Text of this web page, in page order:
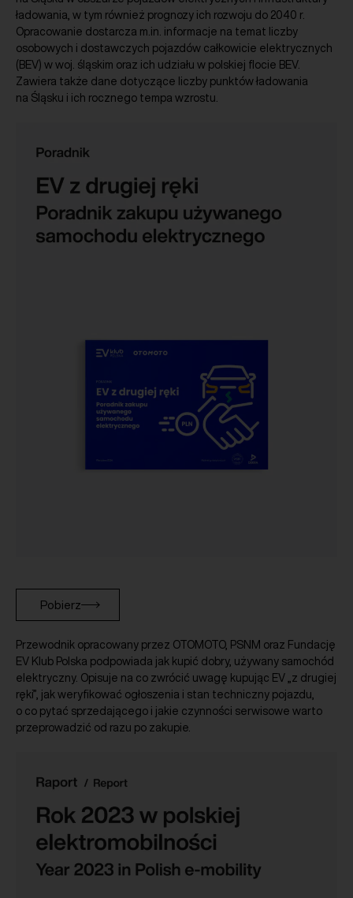
ładowania, w tym również prognozy ich rozwoju do 2040 r.
Opracowanie dostarcza m.in. informacje na temat liczby
osobowych i dostawczych pojazdów całkowicie elektrycznych
(BEV) w woj. śląskim oraz ich udziału w polskiej flocie BEV.
Zawiera także dane dotyczące liczby punktów ładowania
na Śląsku i ich rocznego tempa wzrostu.
Pobierz
Przewodnik opracowany przez OTOMOTO, PSNM oraz Fundację
EV Klub Polska podpowiada jak kupić dobry, używany samochód
elektryczny. Opisuje na co zwrócić uwagę kupując EV „z drugiej
ręki”, jak weryfikować ogłoszenia i stan techniczny pojazdu,
o co pytać sprzedającego i jakie czynności serwisowe warto
przeprowadzić od razu po zakupie.